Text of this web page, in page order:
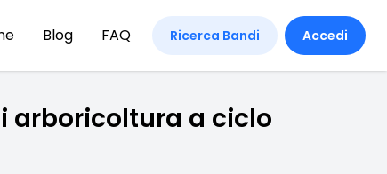
Blog FAQ Ricerca Bandi Accedi
arboricoltura a ciclo